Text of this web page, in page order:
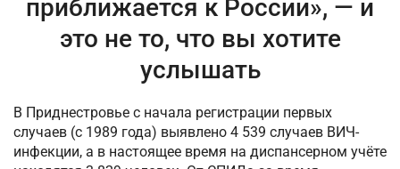
приближается к России», — и
это не то, что вы хотите
услышать
В Приднестровье с начала регистрации первых
случаев (с 1989 года) выявлено 4 539 случаев ВИЧ-
инфекции, а в настоящее время на диспансерном учёте